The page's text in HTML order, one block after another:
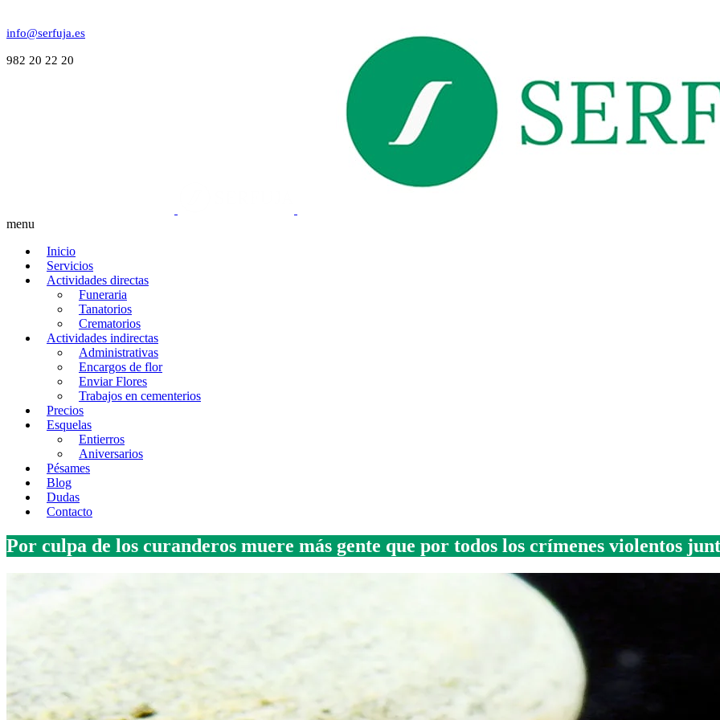
info@serfuja.es
982 20 22 20
menu
Inicio
Servicios
Actividades directas
Funeraria
Tanatorios
Crematorios
Actividades indirectas
Administrativas
Encargos de flor
Enviar Flores
Trabajos en cementerios
Precios
Esquelas
Entierros
Aniversarios
Pésames
Blog
Dudas
Contacto
Por culpa de los curanderos muere más gente que por todos los crímenes violentos